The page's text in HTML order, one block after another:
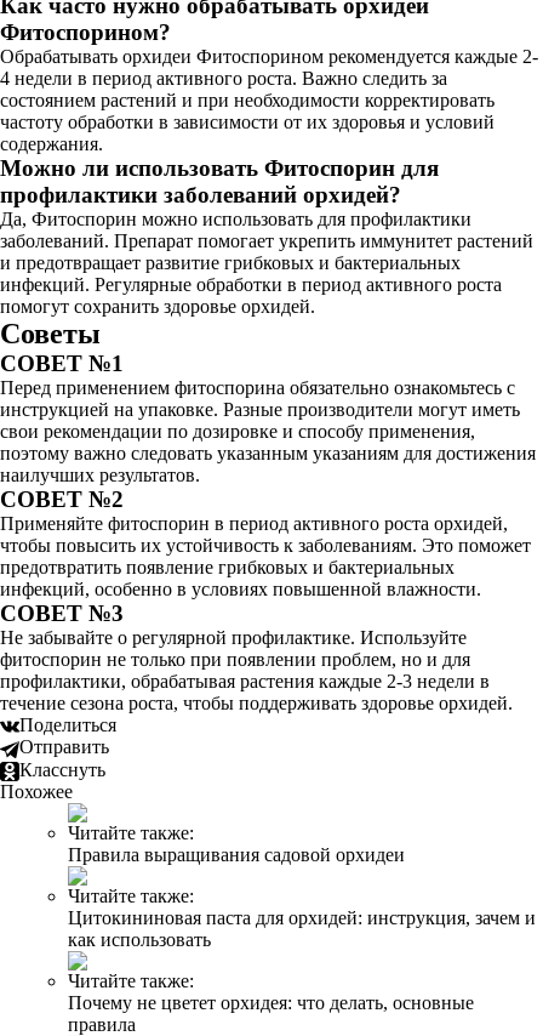
Как часто нужно обрабатывать орхидеи
Фитоспорином?
Обрабатывать орхидеи Фитоспорином рекомендуется каждые 2-
4 недели в период активного роста. Важно следить за
состоянием растений и при необходимости корректировать
частоту обработки в зависимости от их здоровья и условий
содержания.
Можно ли использовать Фитоспорин для
профилактики заболеваний орхидей?
Да, Фитоспорин можно использовать для профилактики
заболеваний. Препарат помогает укрепить иммунитет растений
и предотвращает развитие грибковых и бактериальных
инфекций. Регулярные обработки в период активного роста
помогут сохранить здоровье орхидей.
Советы
СОВЕТ №1
Перед применением фитоспорина обязательно ознакомьтесь с
инструкцией на упаковке. Разные производители могут иметь
свои рекомендации по дозировке и способу применения,
поэтому важно следовать указанным указаниям для достижения
наилучших результатов.
СОВЕТ №2
Применяйте фитоспорин в период активного роста орхидей,
чтобы повысить их устойчивость к заболеваниям. Это поможет
предотвратить появление грибковых и бактериальных
инфекций, особенно в условиях повышенной влажности.
СОВЕТ №3
Не забывайте о регулярной профилактике. Используйте
фитоспорин не только при появлении проблем, но и для
профилактики, обрабатывая растения каждые 2-3 недели в
течение сезона роста, чтобы поддерживать здоровье орхидей.
Поделиться
Отправить
Класснуть
Похожее
Читайте также:
Правила выращивания садовой орхидеи
Читайте также:
Цитокининовая паста для орхидей: инструкция, зачем и
как использовать
Читайте также:
Почему не цветет орхидея: что делать, основные
правила